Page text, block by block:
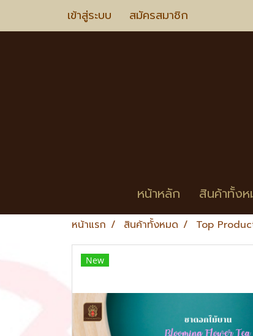
เข้าสู่ระบบ สมัครสมาชิก
หน้าหลัก สินค้าทั้ง
หน้าแรก สินค้าทั้งหมด Top
New